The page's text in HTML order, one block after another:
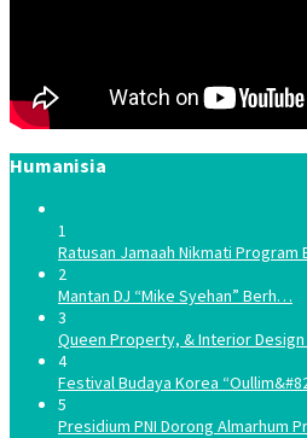
Humanisia
1
Ratusan Jamaah Nikmati
2
Mantan DJ “Mike Syehan” Berh…
3
Queen Property, & Interior
4
Festival Budaya Korea
5
Presidium PNI Dorong Almarhum